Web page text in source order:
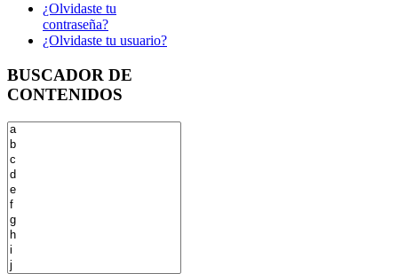
¿Olvidaste tu
contraseña?
¿Olvidaste tu usuario?
BUSCADOR DE
CONTENIDOS